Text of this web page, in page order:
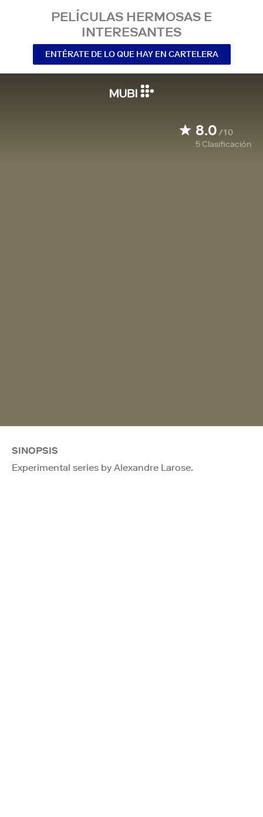
PELÍCULAS HERMOSAS E
INTERESANTES
ENTÉRATE DE LO QUE HAY EN CARTELERA
8.0/10
5Clasificación
SINOPSIS
Experimental series by Alexandre Larose.